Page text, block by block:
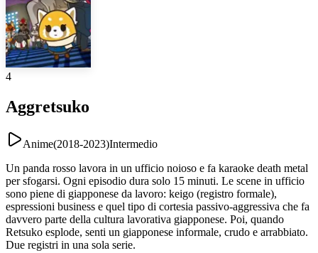
4
Aggretsuko
Anime(2018-2023)Intermedio
Un panda rosso lavora in un ufficio noioso e fa karaoke death metal
per sfogarsi. Ogni episodio dura solo 15 minuti. Le scene in ufficio
sono piene di giapponese da lavoro: keigo (registro formale),
espressioni business e quel tipo di cortesia passivo-aggressiva che fa
davvero parte della cultura lavorativa giapponese. Poi, quando
Retsuko esplode, senti un giapponese informale, crudo e arrabbiato.
Due registri in una sola serie.